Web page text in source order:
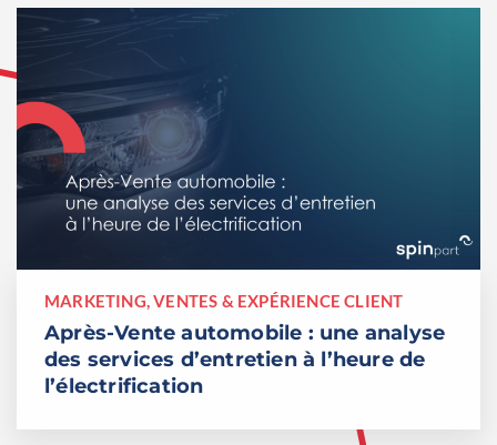
MARKETING, VENTES & EXPÉRIENCE CLIENT
Après-Vente automobile : une analyse
des services d’entretien à l’heure de
l’électrification